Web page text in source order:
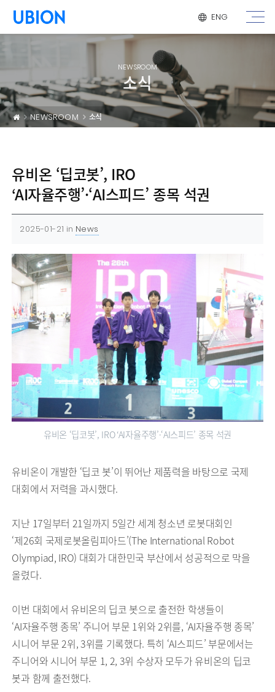
메뉴 건너 뛰기
ENG
NEWSROOM
소식
NEWSROOM 소식
유비온 ‘딥코봇’, IRO
‘AI자율주행’·‘AI스피드’ 종목 석권
2025-01-21 in News
유비온 ‘딥코봇’, IRO ‘AI자율주행’·‘AI스피드’ 종목 석권
유비온이 개발한 ‘딥코 봇’이 뛰어난 제품력을 바탕으로 국제
대회에서 저력을 과시했다.
지난 17일부터 21일까지 5일간 세계 청소년 로봇대회인
‘제26회 국제로봇올림피아드’(The International Robot
Olympiad, IRO) 대회가 대한민국 부산에서 성공적으로 막을
올렸다.
이번 대회에서 유비온의 딥코 봇으로 출전한 학생들이
‘AI자율주행 종목’ 주니어 부문 1위와 2위를, ‘AI자율주행 종목’
시니어 부문 2위, 3위를 기록했다. 특히 ‘AI스피드’ 부문에서는
주니어와 시니어 부문 1, 2, 3위 수상자 모두가 유비온의 딥코
봇과 함께 출전했다.